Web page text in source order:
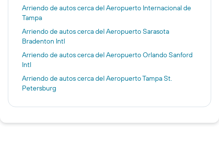
Arriendo de autos cerca del Aeropuerto Internacional de
Tampa
Arriendo de autos cerca del Aeropuerto Sarasota
Bradenton Intl
Arriendo de autos cerca del Aeropuerto Orlando Sanford
Intl
Arriendo de autos cerca del Aeropuerto Tampa St.
Petersburg